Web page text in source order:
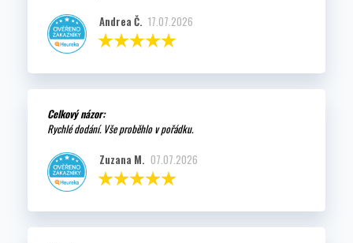
Andrea Č. 17.07.2026
Celkový názor:
Rychlé dodání. Vše proběhlo v pořádku.
Zuzana M. 07.07.2026